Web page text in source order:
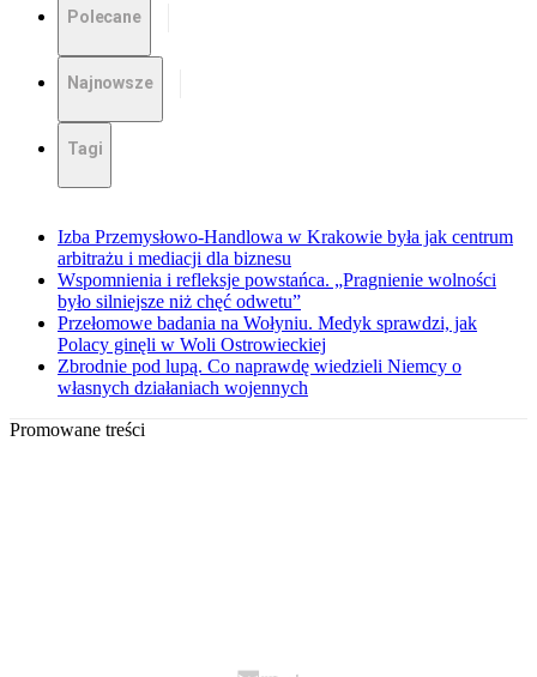
Polecane
Najnowsze
Tagi
Izba Przemysłowo-Handlowa w Krakowie była jak centrum
arbitrażu i mediacji dla biznesu
Wspomnienia i refleksje powstańca. „Pragnienie wolności
było silniejsze niż chęć odwetu”
Przełomowe badania na Wołyniu. Medyk sprawdzi, jak
Polacy ginęli w Woli Ostrowieckiej
Zbrodnie pod lupą. Co naprawdę wiedzieli Niemcy o
własnych działaniach wojennych
Promowane treści